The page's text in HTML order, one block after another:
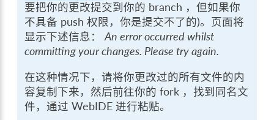
要把你的更改提交到你的 branch ，但如果你
不具备 push 权限，你是提交不了的)。页面将
显示下述信息：An error occurred whilst
committing your changes. Please try again.
在这种情况下，请将你更改过的所有文件的内
容复制下来，然后前往你的 fork ，找到同名文
件，通过 WebIDE 进行粘贴。